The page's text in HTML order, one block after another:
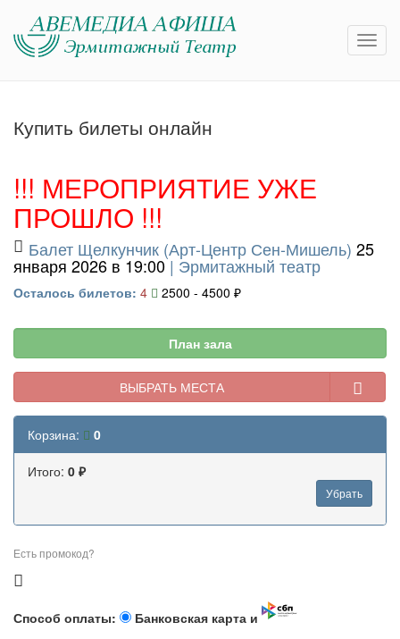
Купить билеты онлайн
!!! МЕРОПРИЯТИЕ УЖЕ
ПРОШЛО !!!
Балет Щелкунчик (Арт-Центр Сен-Мишель) 25
января 2026 в 19:00 | Эрмитажный театр
Осталось билетов: 4 2500 - 4500 ₽
План зала
ВЫБРАТЬ МЕСТА
Корзина: 0
Итого: 0 ₽
Убрать
Есть промокод?
Способ оплаты:
Банковская карта и